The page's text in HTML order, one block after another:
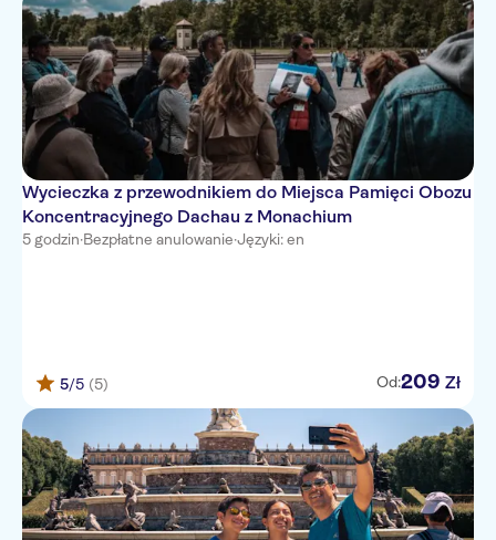
Wycieczka z przewodnikiem do Miejsca Pamięci Obozu
Koncentracyjnego Dachau z Monachium
5 godzin·Bezpłatne anulowanie·Języki: en
5/5 (5) Od:209 Zł